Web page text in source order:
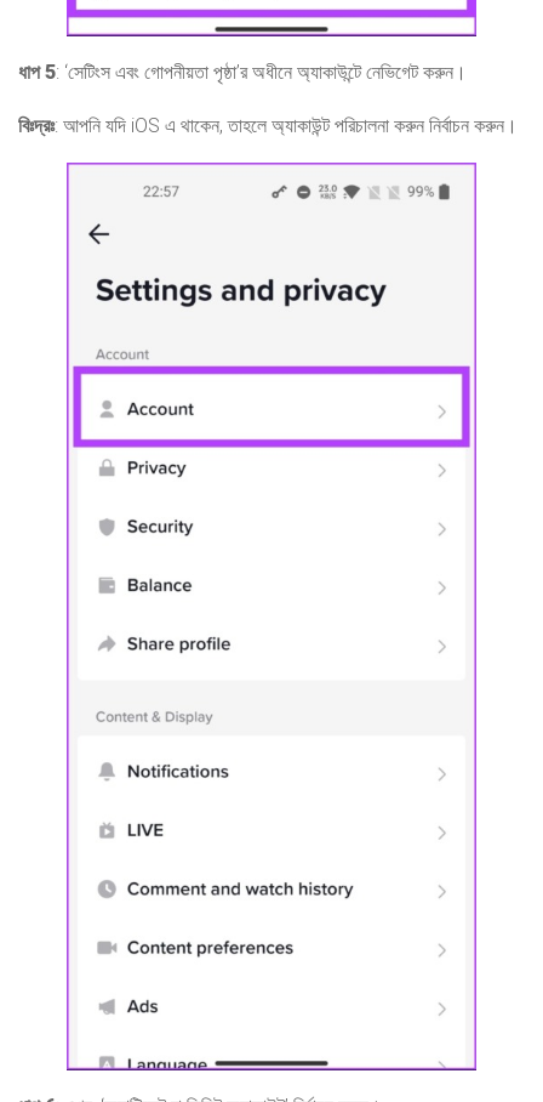
ধাপ 5: ‘সেটিংস এবং গোপনীয়তা পৃষ্ঠা’র অধীনে অ্যাকাউন্টে নেভিগেট করুন।
বিঃদ্রঃ: আপনি যদি iOS এ থাকেন, তাহলে অ্যাকাউন্ট পরিচালনা করুন নির্বাচন করুন।